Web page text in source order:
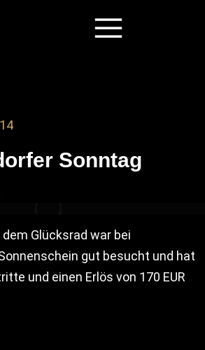
Sonntag
Glücksrad war bei
gut besucht und hat
und einen Erlös von 170 EUR